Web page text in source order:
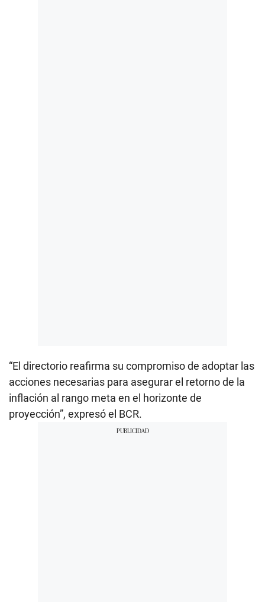
“El directorio reafirma su compromiso de adoptar las
acciones necesarias para asegurar el retorno de la
inflación al rango meta en el horizonte de
proyección”, expresó el BCR.